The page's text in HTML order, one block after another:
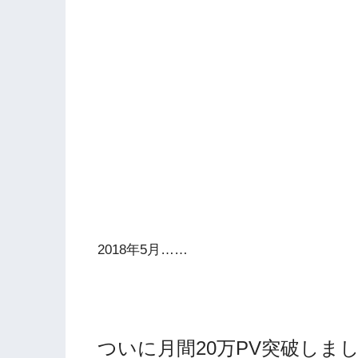
2018年5月……
ついに月間20万PV突破しま